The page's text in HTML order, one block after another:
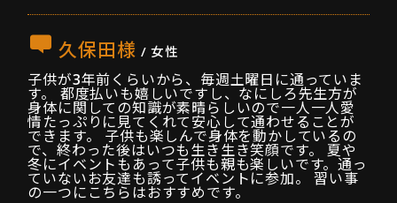
久保田様 / 女性
子供が3年前くらいから、毎週土曜日に通っていま
す。 都度払いも嬉しいですし、なにしろ先生方が
身体に関しての知識が素晴らしいので一人一人愛
情たっぷりに見てくれて安心して通わせることが
できます。 子供も楽しんで身体を動かしているの
で、終わった後はいつも生き生き笑顔です。 夏や
冬にイベントもあって子供も親も楽しいです。通っ
ていないお友達も誘ってイベントに参加。 習い事
の一つにこちらはおすすめです。